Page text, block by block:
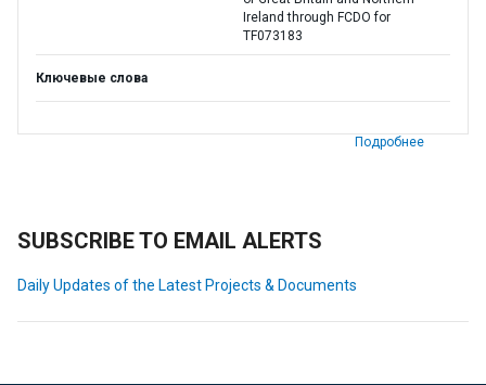
Ireland through FCDO for
TF073183
Ключевые слова
Подробнее
SUBSCRIBE TO EMAIL ALERTS
Daily Updates of the Latest Projects & Documents